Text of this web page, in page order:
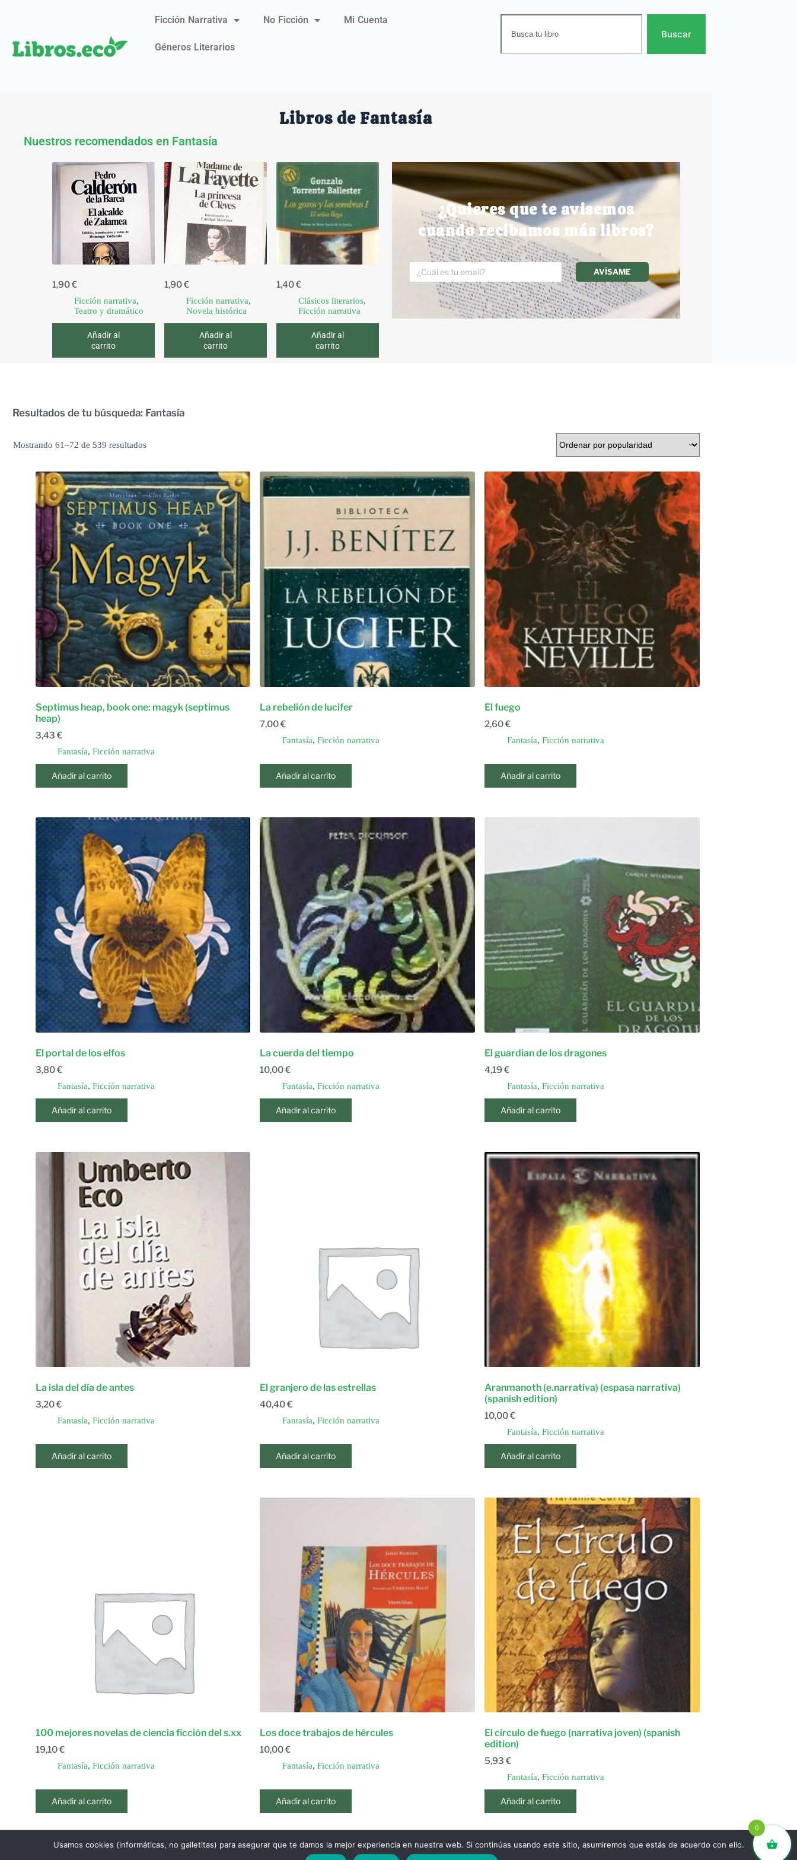
Ficción Narrativa No Ficción Mi Cuenta
Géneros Literarios
Buscar
Libros de Fantasía
Nuestros recomendados en Fantasía
1,90€
Ficción narrativa,
Teatro y dramático
Añadir al
carrito
1,90€
Ficción narrativa,
Novela histórica
Añadir al
carrito
1,40€
Clásicos literarios,
Ficción narrativa
Añadir al
carrito
¿Quieres que te avisemos
cuando recibamos más libros?
AVÍSAME
Resultados de tu búsqueda: Fantasía
Mostrando 61–72 de 539 resultados
Septimus heap, book one: magyk (septimus
heap)
3,43 €
Fantasía, Ficción narrativa
Añadir al carrito
La rebelión de lucifer
7,00€
Fantasía, Ficción narrativa
Añadir al carrito
El fuego
2,60€
Fantasía, Ficción narrativa
Añadir al carrito
El portal de los elfos
3,80€
Fantasía, Ficción narrativa
Añadir al carrito
La cuerda del tiempo
10,00€
Fantasía, Ficción narrativa
Añadir al carrito
El guardian de los dragones
4,19€
Fantasía, Ficción narrativa
Añadir al carrito
La isla del día de antes
3,20€
Fantasía, Ficción narrativa
Añadir al carrito
El granjero de las estrellas
40,40€
Fantasía, Ficción narrativa
Añadir al carrito
Aranmanoth (e.narrativa) (espasa narrativa)
(spanish edition)
10,00€
Fantasía, Ficción narrativa
Añadir al carrito
100 mejores novelas de ciencia ficción del s.xx
19,10€
Fantasía, Ficción narrativa
Añadir al carrito
Los doce trabajos de hércules
10,00€
Fantasía, Ficción narrativa
Añadir al carrito
El círculo de fuego (narrativa joven) (spanish
edition)
5,93€
Fantasía, Ficción narrativa
Añadir al carrito
0
Usamos cookies (informáticas, no galletitas) para asegurar que te damos la mejor experiencia en nuestra web. Si continúas usando este sitio, asumiremos que estás de acuerdo con ello.